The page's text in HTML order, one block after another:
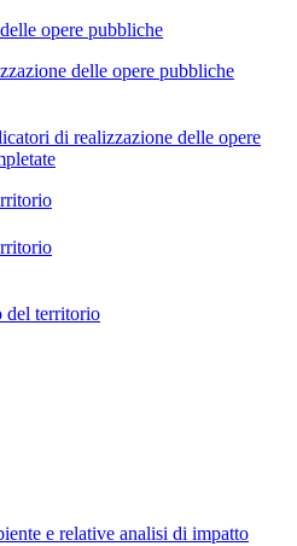
opere pubbliche
delle opere pubbliche
di realizzazione delle opere
del territorio
e relative analisi di impatto